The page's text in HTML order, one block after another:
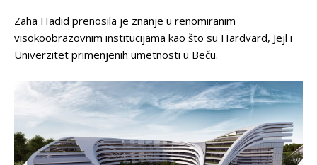
Zaha Hadid prenosila je znanje u renomiranim
visokoobrazovnim institucijama kao što su Hardvard, Jejl i
Univerzitet primenjenih umetnosti u Beču.